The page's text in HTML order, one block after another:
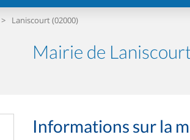
> Laniscourt (02000)
Mairie de
Informations sur la